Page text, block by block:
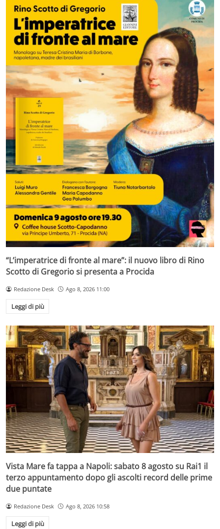
“L’imperatrice di fronte al mare”: il nuovo libro di Rino
Scotto di Gregorio si presenta a Procida
Redazione Desk Ago 8, 2026 11:00
Leggi di più
Vista Mare fa tappa a Napoli: sabato 8 agosto su Rai1 il
terzo appuntamento dopo gli ascolti record delle prime
due puntate
Redazione Desk Ago 8, 2026 10:58
Leggi di più